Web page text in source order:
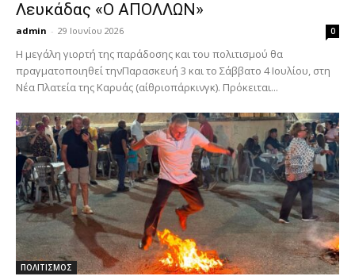
Λευκάδας «Ο ΑΠΟΛΛΩΝ»
admin - 29 Ιουνίου 2026 0
Η μεγάλη γιορτή της παράδοσης και του πολιτισμού θα
πραγματοποιηθεί τηνΠαρασκευή 3 και το Σάββατο 4 Ιουλίου, στη
Νέα Πλατεία της Καρυάς (αίθριοπάρκινγκ). Πρόκειται...
ΠΟΛΙΤΙΣΜΟΣ